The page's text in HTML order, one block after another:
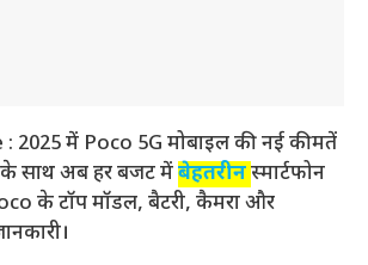
2025 में Poco 5G मोबाइल की नई कीमतें
के साथ अब हर बजट मेंबेहतरीनस्मार्टफोन
के टॉप मॉडल, बैटरी, कैमरा और